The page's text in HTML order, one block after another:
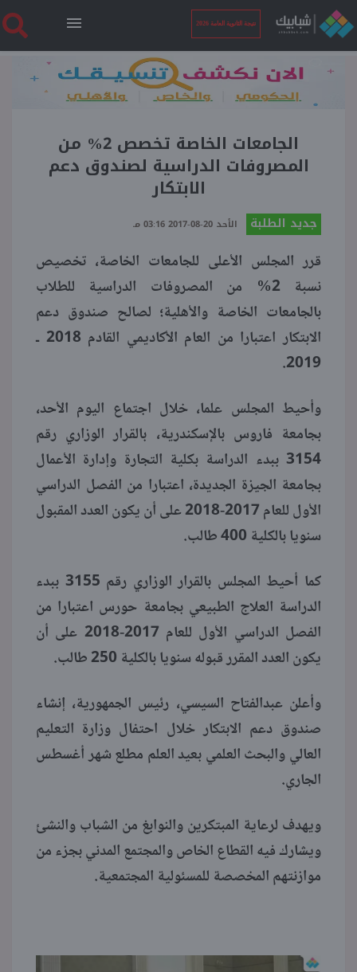
نتيجة الثانوية العامة 2026
الرئيسية
نتيجة الثانوية العامة 2026
أخبار ساخنة
بوابة الطلبة
ملفات
الجامعات الخاصة تخصص 2% من
المصروفات الدراسية لصندوق دعم
الابتكار
جديد الطلبة الأحد 20-08-2017 03:16 مـ
قرر المجلس الأعلى للجامعات الخاصة، تخصيص
نسبة 2% من المصروفات الدراسية للطلاب
بالجامعات الخاصة والأهلية؛ لصالح صندوق دعم
الابتكار اعتبارا من العام الأكاديمي القادم 2018 ـ
2019.
وأحيط المجلس علما، خلال اجتماع اليوم الأحد،
بجامعة فاروس بالإسكندرية، بالقرار الوزاري رقم
3154 ببدء الدراسة بكلية التجارة وإدارة الأعمال
بجامعة الجيزة الجديدة، اعتبارا من الفصل الدراسي
الأول للعام 2017-2018 على أن يكون العدد المقبول
سنويا بالكلية 400 طالب.
كما أحيط المجلس بالقرار الوزاري رقم 3155 ببدء
الدراسة العلاج الطبيعي بجامعة حورس اعتبارا من
الفصل الدراسي الأول للعام 2017-2018 على أن
يكون العدد المقرر قبوله سنويا بالكلية 250 طالب.
وأعلن عبدالفتاح السيسي، رئيس الجمهورية، إنشاء
صندوق دعم الابتكار خلال احتفال وزارة التعليم
العالي والبحث العلمي بعيد العلم مطلع شهر أغسطس
الجاري.
ويهدف لرعاية المبتكرين والنوابغ من الشباب والنشئ
ويشارك فيه القطاع الخاص والمجتمع المدني بجزء من
موازنتهم المخصصة للمسئولية المجتمعية.